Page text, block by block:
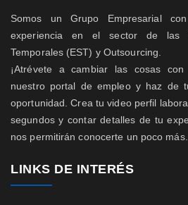
Somos un Grupo Empresarial
experiencia en el sector de las
Temporales (EST) y Outsourcing.
¡Atrévete a cambiar las cosas
nuestro portal de empleo y haz de
oportunidad. Crea tu video perfil
segundos y contar detalles de tu
nos permitirán conocerte un poco más.
LINKS DE INTERÉS